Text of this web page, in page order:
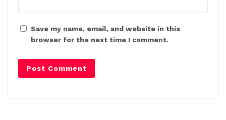
Save my name, email, and website in this
browser for the next time I comment.